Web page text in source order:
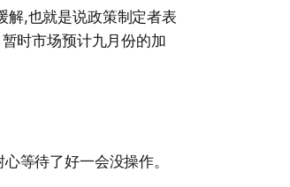
解,也就是说政策制定者表
时市场预计九月份的加
等待了好一会没操作。